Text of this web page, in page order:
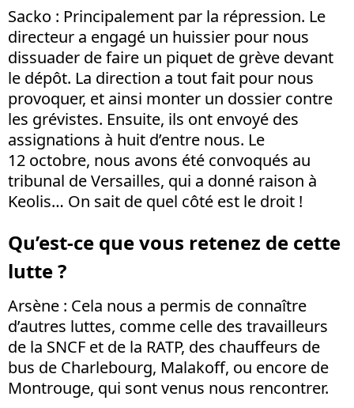
Sacko : Principalement par la répression. Le
directeur a engagé un huissier pour nous
dissuader de faire un piquet de grève devant
le dépôt. La direction a tout fait pour nous
provoquer, et ainsi monter un dossier contre
les grévistes. Ensuite, ils ont envoyé des
assignations à huit d’entre nous. Le
12 octobre, nous avons été convoqués au
tribunal de Versailles, qui a donné raison à
Keolis… On sait de quel côté est le droit !
Qu’est-ce que vous retenez de cette
lutte ?
Arsène : Cela nous a permis de connaître
d’autres luttes, comme celle des travailleurs
de la SNCF et de la RATP, des chauffeurs de
bus de Charlebourg, Malakoff, ou encore de
Montrouge, qui sont venus nous rencontrer.